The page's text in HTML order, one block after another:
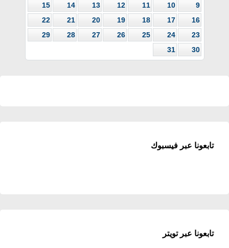
9
10
11
12
13
14
15
16
17
18
19
20
21
22
23
24
25
26
27
28
29
30
31
تابعونا عبر فيسبوك
تابعونا عبر تويتر